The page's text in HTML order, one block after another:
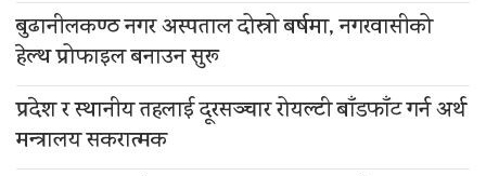
बुढानीलकण्ठ नगर अस्पताल दोस्रो बर्षमा, नगरवासीको
हेल्थ प्रोफाइल बनाउन सुरू
प्रदेश र स्थानीय तहलाई दूरसञ्चार रोयल्टी बाँडफाँट गर्न अर्थ
मन्त्रालय सकरात्मक